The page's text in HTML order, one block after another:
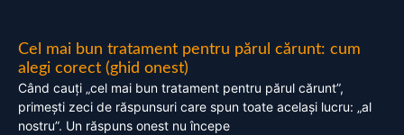
Cel mai bun tratament pentru părul cărunt: cum
alegi corect (ghid onest)
Când cauți „cel mai bun tratament pentru părul cărunt”,
primești zeci de răspunsuri care spun toate același lucru: „al
nostru”. Un răspuns onest nu începe